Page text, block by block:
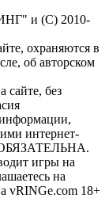
и (С) 2010-
охраняются в
об авторском
сайте, без
интернет-
ОБЯЗАТЕЛЬНА.
игры на
на
vRINGe.com 18+